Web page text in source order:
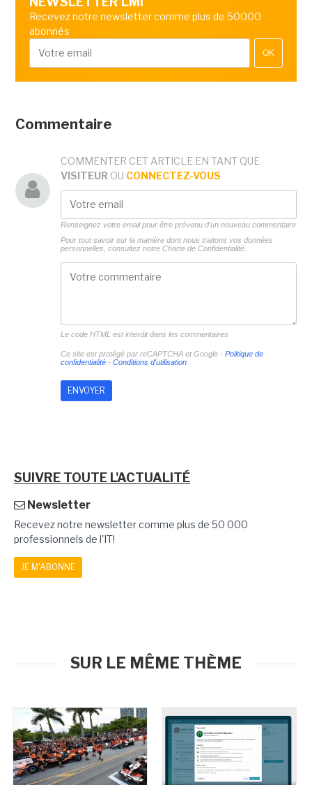
Recevez notre newsletter comme plus de 50000
abonnés
OK
Commentaire
COMMENTER CET ARTICLE EN TANT QUE
VISITEUR OU CONNECTEZ-VOUS
Renseignez votre email pour être prévenu d'un nouveau commentaire
Pour tout savoir sur la manière dont nous traitons vos données
personnelles, consultez notre Charte de Confidentialité.
Le code HTML est interdit dans les commentaires
Ce site est protégé par reCAPTCHA et Google - Politique de
confidentialité- Conditions d'utilisation
SUIVRE TOUTE L'ACTUALITÉ
Newsletter
Recevez notre newsletter comme plus de 50 000
professionnels de l'IT!
JE M'ABONNE
SUR LE MÊME THÈME